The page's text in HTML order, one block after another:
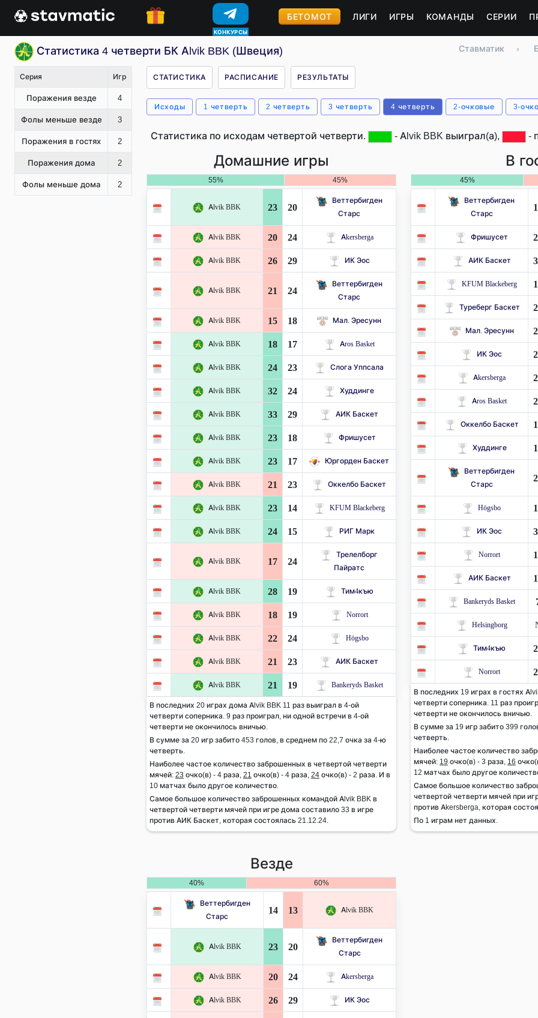
КОНКУРСЫ
БЕТОМОТ ЛИГИ ИГРЫ КОМАНДЫ СЕРИИ
Статистика 4 четверти БК Alvik BBK (Швеция) Ставматик ›
Серия Игр
Поражения везде 4
Фолы меньше везде 3
Поражения в гостях 2
Поражения дома 2
Фолы меньше дома 2
СТАТИСТИКА РАСПИСАНИЕ РЕЗУЛЬТАТЫ
Исходы 1 четверть 2 четверть 3 четверть 4 четверть 2-очковые 3-
Статистика по исходам четвертой четверти. - Alvik BBK выиграл(а), -
Домашние игры
55% 45%
Alvik BBK 23 20
Веттербигден
Старс
Alvik BBK 20 24 Akersberga
Alvik BBK 26 29 ИК Эос
Alvik BBK 21 24
Веттербигден
Старс
Alvik BBK 15 18 Мал. Эресунн
Alvik BBK 18 17 Aros Basket
Alvik BBK 24 23 Слога Уппсала
Alvik BBK 32 24 Худдинге
Alvik BBK 33 29 АИК Баскет
Alvik BBK 23 18 Фришусет
Alvik BBK 23 17 Юргорден Баскет
Alvik BBK 21 23 Оккелбо Баскет
Alvik BBK 23 14 KFUM Blackeberg
Alvik BBK 24 15 РИГ Марк
Alvik BBK 17 24
Трелелборг
Пайратс
Alvik BBK 28 19 Тим4къю
Alvik BBK 18 19 Norrort
Alvik BBK 22 24 Högsbo
Alvik BBK 21 23 АИК Баскет
Alvik BBK 21 19 Bankeryds Basket
В последних 20 играх дома Alvik BBK 11 раз выиграл в 4-ой
четверти соперника. 9 раз проиграл, ни одной встречи в 4-ой
четверти не окончилось вничью.
В сумме за 20 игр забито 453 голов, в среднем по 22,7 очка за 4-ю
четверть.
Наиболее частое количество заброшенных в четвертой четверти
мячей: 23 очко(в) - 4 раза, 21 очко(в) - 4 раза, 24 очко(в) - 2 раза. И в
10 матчах было другое количество.
Самое большое количество заброшенных командой Alvik BBK в
четвертой четверти мячей при игре дома составило 33 в игре
против АИК Баскет, которая состоялась 21.12.24.
В
45%
Веттербигден
Старс
Фришусет
АИК Баскет
KFUM Blackeberg
Туреберг Баскет
Мал. Эресунн
ИК Эос
Akersberga
Aros Basket
Оккелбо Баскет
Худдинге
Веттербигден
Старс
Högsbo
ИК Эос
Norrort
АИК Баскет
Bankeryds Basket
Helsingborg
Тим4къю
Norrort
В последних 19 играх в гостях
четверти соперника. 11 раз
четверти не окончилось вничью.
В сумме за 19 игр забито 399
четверть.
Наиболее частое количество
мячей: 19 очко(в) - 3 раза, 16
12 матчах было другое
Самое большое количество
четвертой четверти мячей при
против Akersberga, которая
По 1 играм нет данных.
Везде
40% 60%
Веттербигден
Старс
14 13 Alvik BBK
Alvik BBK 23 20
Веттербигден
Старс
Alvik BBK 20 24 Akersberga
Alvik BBK 26 29 ИК Эос